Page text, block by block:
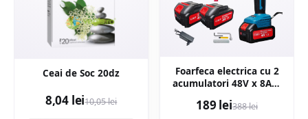
Ceai de Soc 20dz
8,04 lei10,05 lei
Foarfeca electrica cu 2
acumulatori 48V x 8AH,
diametru taiere 27mm,
189 lei388 lei